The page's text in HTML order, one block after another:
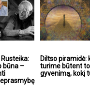
būna –
Diltso piramidė:
turime būtent
gyvenimą, kokį